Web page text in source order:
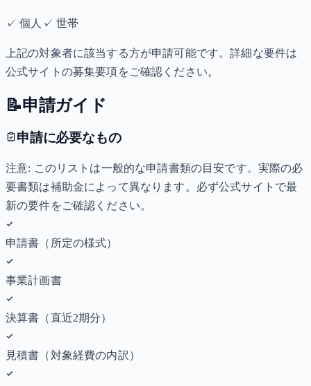
✓個人 ✓ 世帯
上記の対象者に該当する方が申請可能です。詳細な要件は
公式サイトの募集要項をご確認ください。
📝申請ガイド
申請に必要なもの
注意: このリストは一般的な申請書類の目安です。実際の必
要書類は補助金によって異なります。必ず公式サイトで最
新の要件をご確認ください。
申請書（所定の様式）
事業計画書
決算書（直近2期分）
見積書（対象経費の内訳）